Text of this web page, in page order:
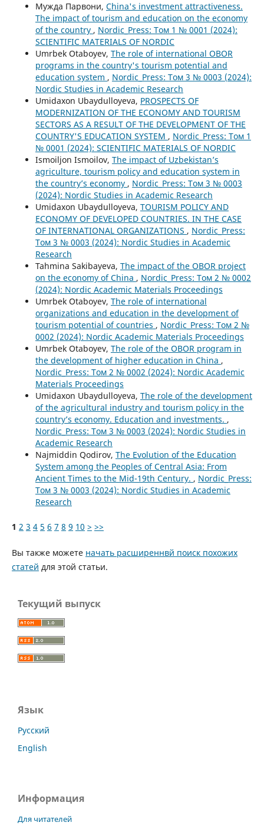
Мужда Парвони, China's investment attractiveness.
The impact of tourism and education on the economy
of the country , Nordic_Press: Том 1 № 0001 (2024):
SCIENTIFIC MATERIALS OF NORDIC
Umrbek Otaboyev, The role of international OBOR
programs in the country's tourism potential and
education system , Nordic_Press: Том 3 № 0003 (2024):
Nordic Studies in Academic Research
Umidaxon Ubaydulloyeva, PROSPECTS OF
MODERNIZATION OF THE ECONOMY AND TOURISM
SECTORS AS A RESULT OF THE DEVELOPMENT OF THE
COUNTRY'S EDUCATION SYSTEM , Nordic_Press: Том 1
№ 0001 (2024): SCIENTIFIC MATERIALS OF NORDIC
Ismoiljon Ismoilov, The impact of Uzbekistan’s
agriculture, tourism policy and education system in
the country’s economy , Nordic_Press: Том 3 № 0003
(2024): Nordic Studies in Academic Research
Umidaxon Ubaydulloyeva, TOURISM POLICY AND
ECONOMY OF DEVELOPED COUNTRIES. IN THE CASE
OF INTERNATIONAL ORGANIZATIONS , Nordic_Press:
Том 3 № 0003 (2024): Nordic Studies in Academic
Research
Tahmina Sakibayeva, The impact of the OBOR project
on the economy of China , Nordic_Press: Том 2 № 0002
(2024): Nordic Academic Materials Proceedings
Umrbek Otaboyev, The role of international
organizations and education in the development of
tourism potential of countries , Nordic_Press: Том 2 №
0002 (2024): Nordic Academic Materials Proceedings
Umrbek Otaboyev, The role of the OBOR program in
the development of higher education in China ,
Nordic_Press: Том 2 № 0002 (2024): Nordic Academic
Materials Proceedings
Umidaxon Ubaydulloyeva, The role of the development
of the agricultural industry and tourism policy in the
country’s economy. Education and investments. ,
Nordic_Press: Том 3 № 0003 (2024): Nordic Studies in
Academic Research
Najmiddin Qodirov, The Evolution of the Education
System among the Peoples of Central Asia: From
Ancient Times to the Mid-19th Century. , Nordic_Press:
Том 3 № 0003 (2024): Nordic Studies in Academic
Research
1 2 3 4 5 6 7 8 9 10 > >>
Вы также можете начать расширеннвй поиск похожих
статей для этой статьи.
Текущий выпуск
Язык
Русский
English
Информация
Для читателей